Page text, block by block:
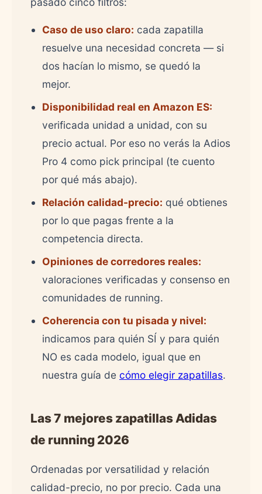
Caso de uso claro: cada zapatilla
resuelve una necesidad concreta — si
dos hacían lo mismo, se quedó la
mejor.
Disponibilidad real en Amazon ES:
verificada unidad a unidad, con su
precio actual. Por eso no verás la Adios
Pro 4 como pick principal (te cuento
por qué más abajo).
Relación calidad-precio: qué obtienes
por lo que pagas frente a la
competencia directa.
Opiniones de corredores reales:
valoraciones verificadas y consenso en
comunidades de running.
Coherencia con tu pisada y nivel:
indicamos para quién SÍ y para quién
NO es cada modelo, igual que en
nuestra guía de cómo elegir zapatillas.
Las 7 mejores zapatillas Adidas
de running 2026
Ordenadas por versatilidad y relación
calidad-precio, no por precio. Cada una